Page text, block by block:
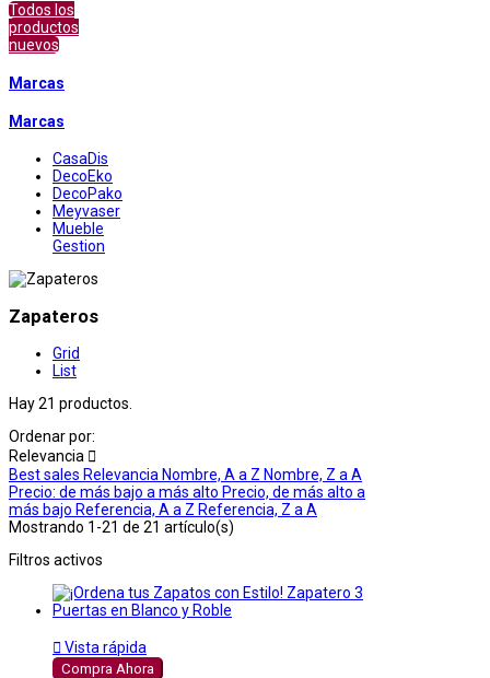
Todos los
productos
nuevos
Marcas
Marcas
CasaDis
DecoEko
DecoPako
Meyvaser
Mueble
Gestion
Zapateros
Grid
List
Hay 21 productos.
Ordenar por:
Relevancia 
Best sales Relevancia Nombre, A a Z Nombre, Z a A
Precio: de más bajo a más alto Precio, de más alto a
más bajo Referencia, A a Z Referencia, Z a A
Mostrando 1-21 de 21 artículo(s)
Filtros activos
 Vista rápida
Compra Ahora